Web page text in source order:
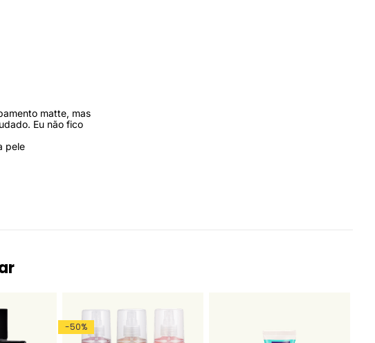
matte, mas
Eu não fico
pele
-50%